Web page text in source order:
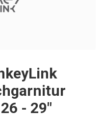
- 29"